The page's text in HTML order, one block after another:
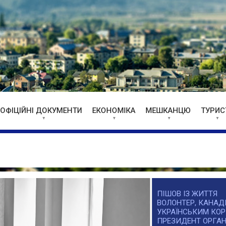
ОФІЦІЙНІ ДОКУМЕНТИ ЕКОНОМІКА МЕШКАНЦЮ
ПІШОВ ІЗ ЖИТТЯ
ВОЛОНТЕР,
УКРАЇНСЬКИМ
ПРЕЗИДЕНТ